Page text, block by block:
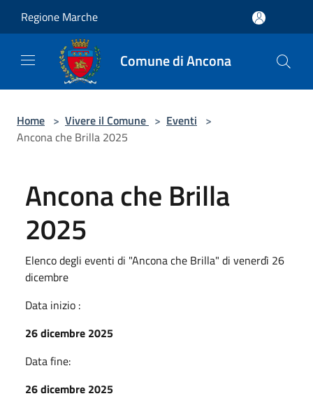
Regione Marche
Comune di Ancona
Home > Vivere il Comune > Eventi >
Ancona che Brilla 2025
Ancona che Brilla
2025
Elenco degli eventi di "Ancona che Brilla" di venerdì 26
dicembre
Data inizio :
26 dicembre 2025
Data fine:
26 dicembre 2025